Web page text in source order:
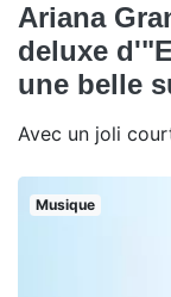
Ariana
deluxe
une belle
Avec un joli
Musique